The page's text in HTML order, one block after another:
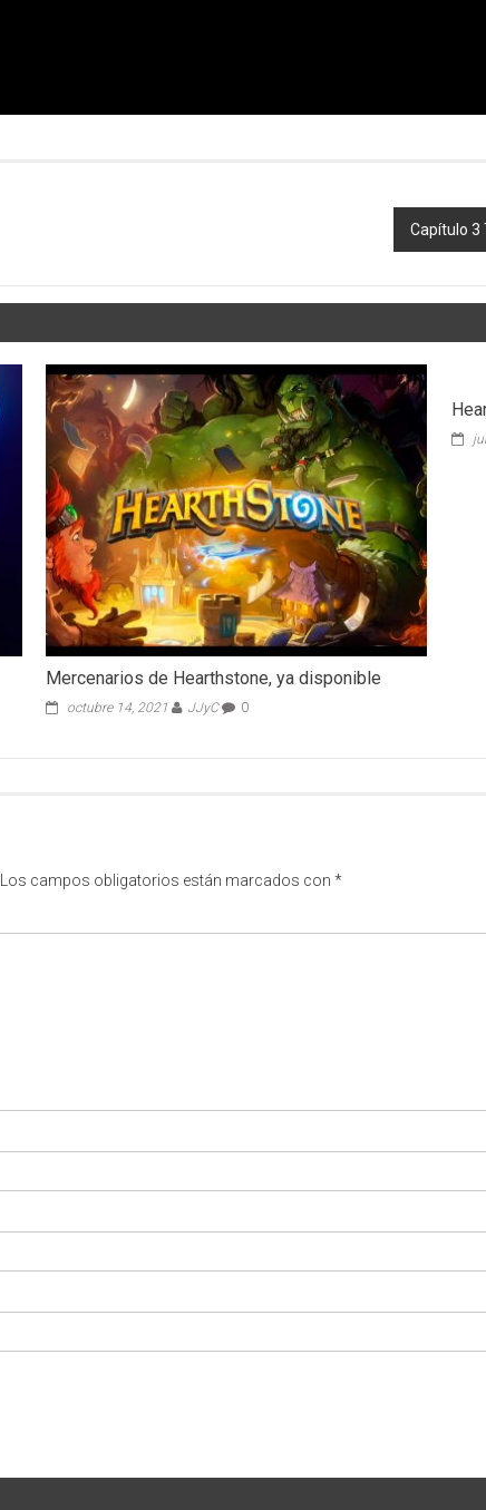
Capítulo 3
Mercenarios de Hearthstone, ya disponible
octubre 14, 2021 JJyC 0
Los campos obligatorios están marcados con *